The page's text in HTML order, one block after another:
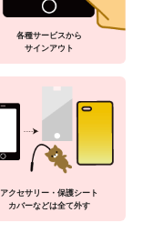
各種サービスから
サインアウト
アクセサリー・保護シート
カバーなどは全て外す